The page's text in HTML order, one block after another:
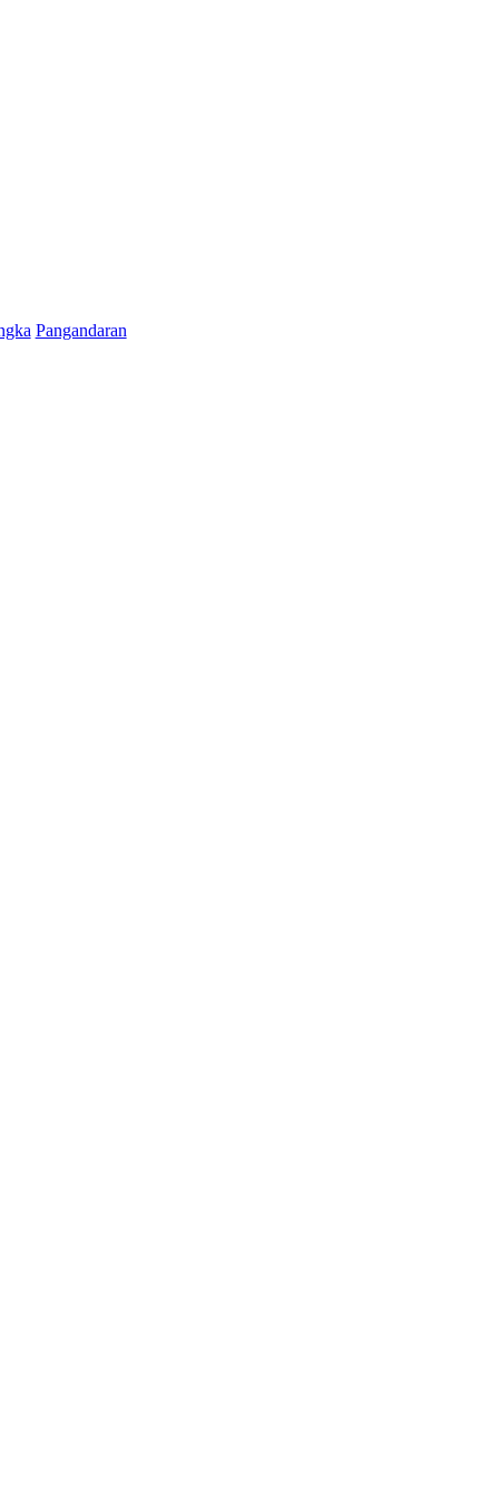
Pangandaran